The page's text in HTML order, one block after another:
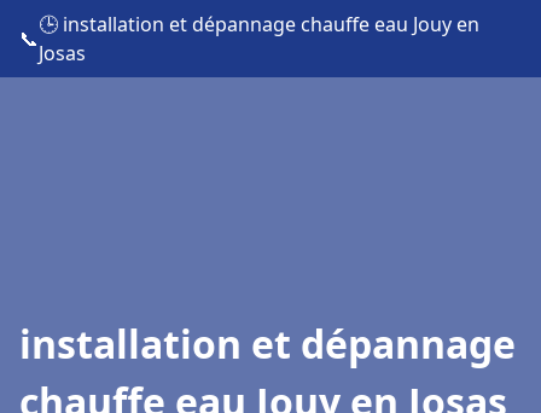
📞
🕒 installation et dépannage chauffe eau Jouy en
Josas
installation et dépannage
chauffe eau Jouy en Josas